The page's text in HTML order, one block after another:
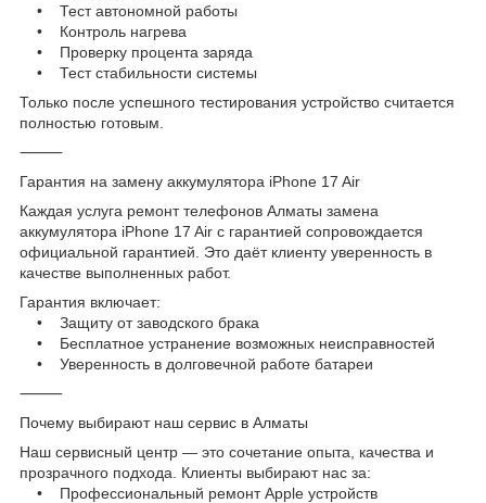
• Тест автономной работы
• Контроль нагрева
• Проверку процента заряда
• Тест стабильности системы
Только после успешного тестирования устройство считается
полностью готовым.
⸻
Гарантия на замену аккумулятора iPhone 17 Air
Каждая услуга ремонт телефонов Алматы замена
аккумулятора iPhone 17 Air с гарантией сопровождается
официальной гарантией. Это даёт клиенту уверенность в
качестве выполненных работ.
Гарантия включает:
• Защиту от заводского брака
• Бесплатное устранение возможных неисправностей
• Уверенность в долговечной работе батареи
⸻
Почему выбирают наш сервис в Алматы
Наш сервисный центр — это сочетание опыта, качества и
прозрачного подхода. Клиенты выбирают нас за:
• Профессиональный ремонт Apple устройств